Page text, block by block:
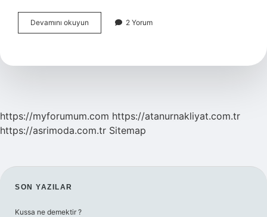
Devamını okuyun
Ne
2 Yorum
https://myforumum.com https://atanurnakliyat.com.tr
https://asrimoda.com.tr Sitemap
SIDEBAR
SON YAZILAR
Kussa ne demektir ?